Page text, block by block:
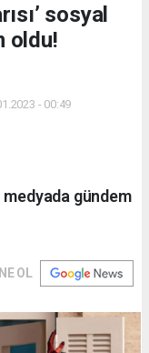
sosyal
oldu!
- 00:49
medyada gündem
OL